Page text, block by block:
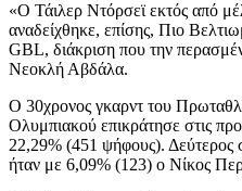
«Ο Τάιλερ Ντόρσεϊ εκτός από
αναδείχθηκε, επίσης, Πιο
GBL, διάκριση που την
Νεοκλή Αβδάλα.
Ο 30χρονος γκαρντ του
Ολυμπιακού επικράτησε στις
22,29% (451 ψήφους).
ήταν με 6,09% (123) ο Νίκος